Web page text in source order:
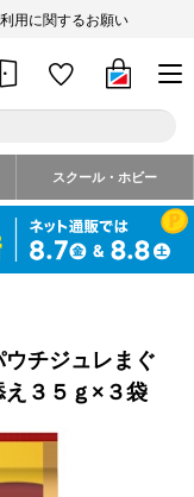
用に関するお願い
スクール・ホビー
チジュレまぐ
え３５ｇ×３袋